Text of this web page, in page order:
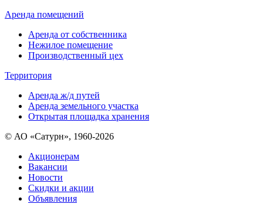
Аренда помещений
Аренда от собственника
Нежилое помещение
Производственный цех
Территория
Аренда ж/д путей
Аренда земельного участка
Открытая площадка хранения
© АО «Сатурн», 1960-2026
Акционерам
Вакансии
Новости
Скидки и акции
Объявления